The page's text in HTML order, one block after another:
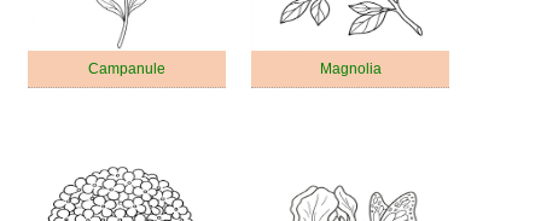
Campanule Magnolia